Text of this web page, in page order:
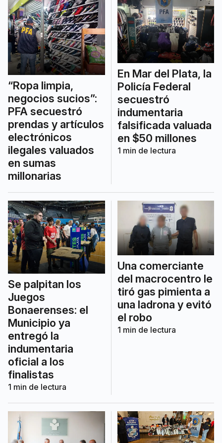
“Ropa limpia,
negocios sucios”:
PFA secuestró
prendas y artículos
electrónicos
ilegales valuados
en sumas
millonarias
En Mar del Plata, la
Policía Federal
secuestró
indumentaria
falsificada valuada
en $50 millones
1 min de lectura
Se palpitan los
Juegos
Bonaerenses: el
Municipio ya
entregó la
indumentaria
oficial a los
finalistas
1 min de lectura
Una comerciante
del macrocentro le
tiró gas pimienta a
una ladrona y evitó
el robo
1 min de lectura